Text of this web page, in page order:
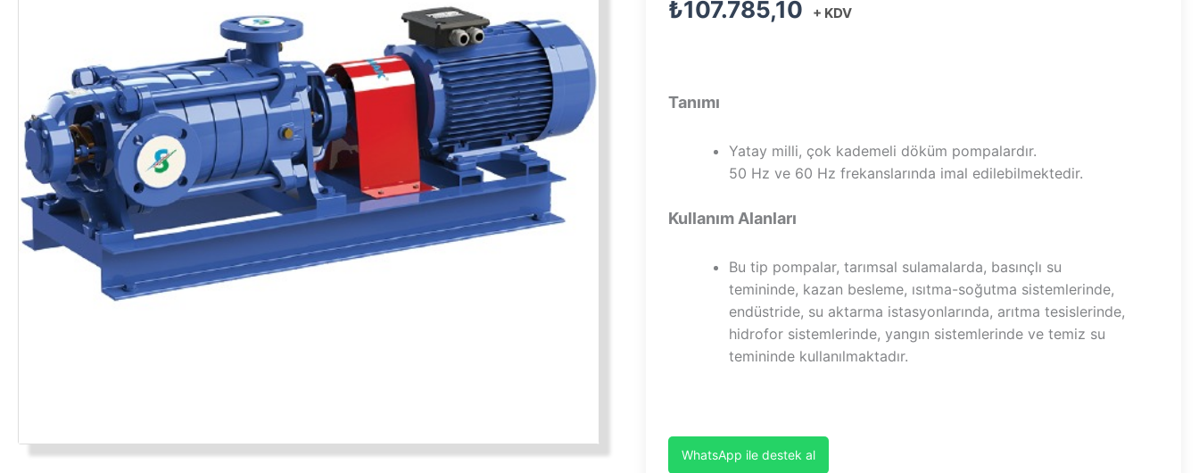
₺107.785,10 + KDV
Tanımı
Yatay milli, çok kademeli döküm pompalardır.
50 Hz ve 60 Hz frekanslarında imal edilebilmektedir.
Kullanım Alanları
Bu tip pompalar, tarımsal sulamalarda, basınçlı su
temininde, kazan besleme, ısıtma-soğutma sistemlerinde,
endüstride, su aktarma istasyonlarında, arıtma tesislerinde,
hidrofor sistemlerinde, yangın sistemlerinde ve temiz su
temininde kullanılmaktadır.
WhatsApp ile destek al